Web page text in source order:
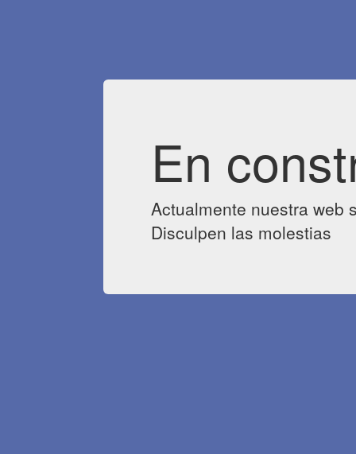
En
Actualmente nuestra web
Disculpen las molestias